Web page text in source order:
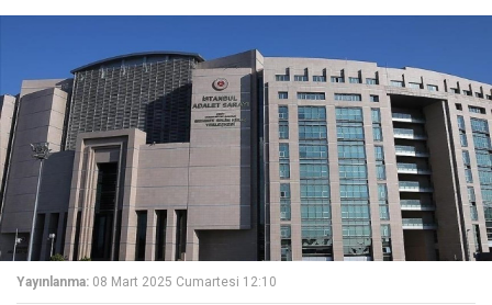
Yayınlanma: 08 Mart 2025 Cumartesi 12:10